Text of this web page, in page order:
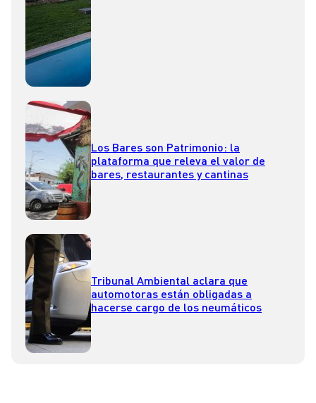
Los Bares son Patrimonio: la
plataforma que releva el valor de
bares, restaurantes y cantinas
Tribunal Ambiental aclara que
automotoras están obligadas a
hacerse cargo de los neumáticos